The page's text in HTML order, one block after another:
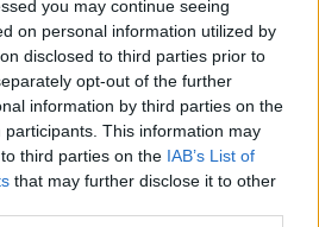
you may continue seeing
on personal information utilized by
disclosed to third parties prior to
opt-out of the further
information by third parties on the
participants. This information may
third parties on the IAB’s List of
that may further disclose it to other
14:00
και Μπρούνο Τσερέλα στα
13:54